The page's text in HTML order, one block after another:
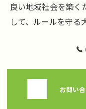
良い地域社会を築く
して、ルールを守る
空き家売買
の不用品回
お問い